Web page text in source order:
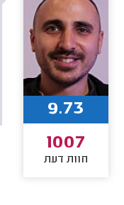
9.73
1007
חוות דעת